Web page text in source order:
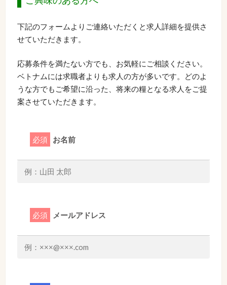
下記のフォームよりご連絡いただくと求人詳細を提供さ
せていただきます。
応募条件を満たない方でも、お気軽にご相談ください。
ベトナムには求職者よりも求人の方が多いです。どのよ
うな方でもご希望に沿った、将来の糧となる求人をご提
案させていただきます。
必須 お名前
必須 メールアドレス